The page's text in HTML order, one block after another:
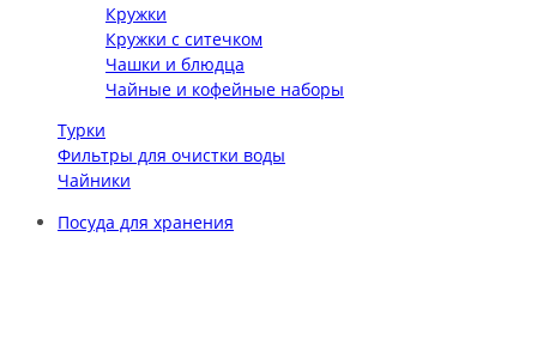
Кружки
Кружки с ситечком
Чашки и блюдца
Чайные и кофейные наборы
Турки
Фильтры для очистки воды
Чайники
Посуда для хранения